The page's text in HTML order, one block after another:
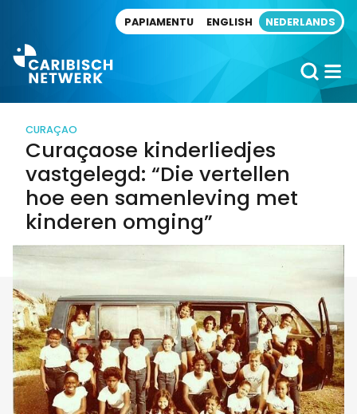
PAPIAMENTU ENGLISH NEDERLANDS
CURAÇAO
Curaçaose kinderliedjes
vastgelegd: “Die vertellen
hoe een samenleving met
kinderen omging”